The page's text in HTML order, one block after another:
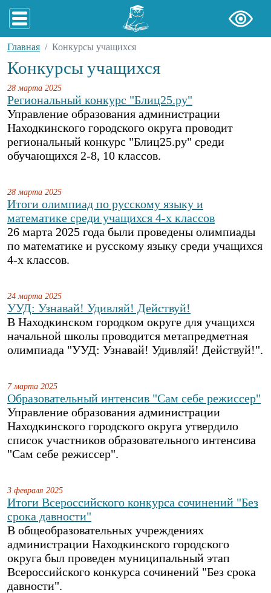
Главная Конкурсы учащихся
Конкурсы учащихся
28 марта 2025
Региональный конкурс "Блиц25.ру"
Управление образования администрации
Находкинского городского округа проводит
региональный конкурс "Блиц25.ру" среди
обучающихся 2-8, 10 классов.
28 марта 2025
Итоги олимпиад по русскому языку и
математике среди учащихся 4-х классов
26 марта 2025 года были проведены олимпиады
по математике и русскому языку среди учащихся
4-х классов.
24 марта 2025
УУД: Узнавай! Удивляй! Действуй!
В Находкинском городком округе для учащихся
начальной школы проводится метапредметная
олимпиада "УУД: Узнавай! Удивляй! Действуй!".
7 марта 2025
Образовательный интенсив "Сам себе режиссер"
Управление образования администрации
Находкинского городского округа утвердило
список участников образовательного интенсива
"Сам себе режиссер".
3 февраля 2025
Итоги Всероссийского конкурса сочинений "Без
срока давности"
В общеобразовательных учреждениях
администрации Находкинского городского
округа был проведен муниципальный этап
Всероссийского конкурса сочинений "Без срока
давности".